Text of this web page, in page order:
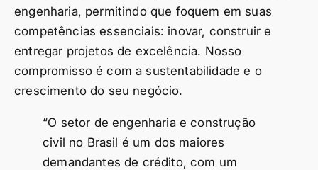
engenharia, permitindo que foquem em suas
competências essenciais: inovar, construir e
entregar projetos de excelência. Nosso
compromisso é com a sustentabilidade e o
crescimento do seu negócio.
“O setor de engenharia e construção
civil no Brasil é um dos maiores
demandantes de crédito, com um